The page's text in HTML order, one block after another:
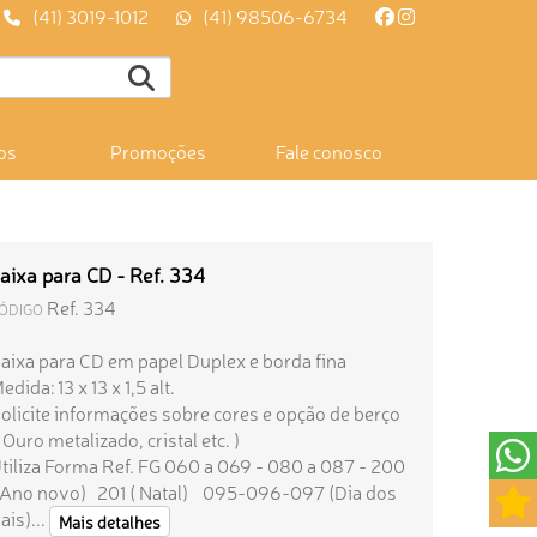
(41) 3019-1012 (41) 98506-6734
Promoções Fale conosco
para CD - Ref. 334
Ref. 334
para CD em papel Duplex e borda fina
13 x 13 x 1,5 alt.
informações sobre cores e opção de berço
metalizado, cristal etc. )
Forma Ref. FG 060 a 069 - 080 a 087 - 200
novo) 201 ( Natal) 095-096-097 (Dia dos
Mais detalhes